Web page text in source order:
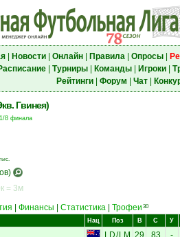
| Новости| Онлайн| Правила| Опросы|
| Турниры| Команды| Игроки|
Рейтинги| Форум Чат|
Гвинея)
1/8 финала
= 3м
Финансы Статистика Трофеи 30
Нац Поз В С У
LD/ LM 29 83 -